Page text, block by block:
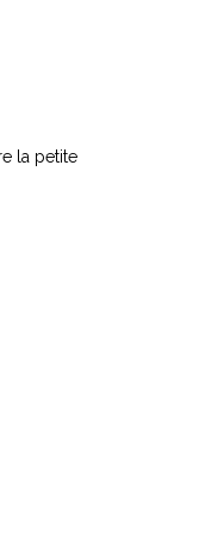
la petite